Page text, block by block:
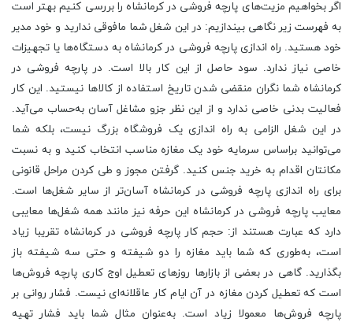
اگر بخواهیم مزیت‌های پارچه فروشی در کرمانشاه را بررسی کنیم بهتر است
به فهرست زیر نگاهی بیندازیم: در این شغل شما مافوقی ندارید و خود مدیر
خود هستید. راه‌ اندازی پارچه فروشی در کرمانشاه به دستگاه‌ها یا تجهیزات
خاصی نیاز ندارد. سود حاصل از این کار بالا است. در پارچه فروشی در
کرمانشاه شما نگران منقضی شدن تاریخ استفاده از کالاها نیستید. این کار
فعالیت بدنی خاصی ندارد و از این نظر جزو مشاغل آسان به‌حساب می‌آید.
در این شغل الزامی به راه‌ اندازی یک فروشگاه بزرگ نیست، بلکه شما
می‌توانید براساس سرمایه خود یک مغازه مناسب انتخاب کنید و به نسبت
مکانتان اقدام به خرید جنس کنید. گرفتن مجوز و طی کردن مراحل قانونی
برای راه‌ اندازی پارچه فروشی در کرمانشاه آسان‌تر از سایر شغل‌ها است.
معایب پارچه فروشی در کرمانشاه این حرفه نیز مانند همه شغل‌ها معایبی
دارد که عبارت هستند از: حجم کار پارچه فروشی در کرمانشاه تقریبا زیاد
است، به‌طوری که شما باید مغازه را دو شیفته و حتی سه شیفته باز
بگذارید. گاهی در بعضی از بازارها روزهای تعطیل اوج کاری پارچه ‌فروش‌ها
است که تعطیل کردن مغازه در آن ایام کار عاقلانه‌ای نیست. فشار روانی بر
پارچه ‌فروش‌ها معمولا زیاد است. به‌عنوان مثال شما باید فشار تهیه